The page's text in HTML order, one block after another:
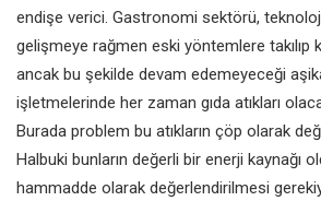
endişe verici. Gastronomi sektörü,
gelişmeye rağmen eski yöntemlere takılıp
ancak bu şekilde devam edemeyeceği
işletmelerinde her zaman gıda atıkları
Burada problem bu atıkların çöp olarak
Halbuki bunların değerli bir enerji kaynağı
hammadde olarak değerlendirilmesi